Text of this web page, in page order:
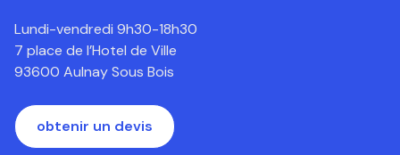
Lundi-vendredi 9h30-18h30
7 place de l’Hotel de Ville
93600 Aulnay Sous Bois
obtenir un devis